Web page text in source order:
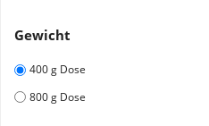
Gewicht
400 g Dose
800 g Dose